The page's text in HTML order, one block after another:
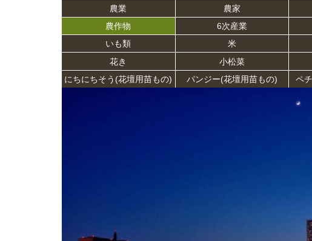
農業 農家
農作物
6次産業
いも類
米
花き
小松菜
にちにちそう(花壇用苗もの)
パンジー(花壇用苗もの) ペ